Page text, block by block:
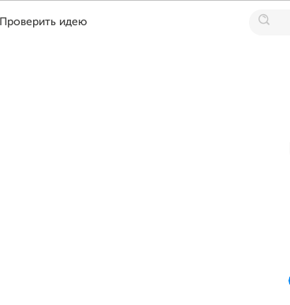
Проверить идею